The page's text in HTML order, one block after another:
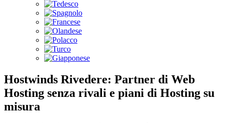
Hostwinds Rivedere: Partner di Web
Hosting senza rivali e piani di Hosting su
misura